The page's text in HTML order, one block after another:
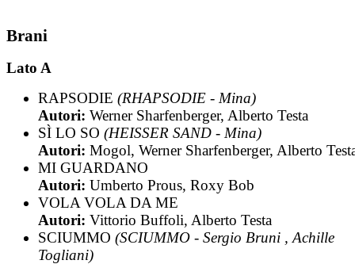
Brani
Lato A
RAPSODIE (RHAPSODIE - Mina)
Autori: Werner Sharfenberger, Alberto Testa
SÌ LO SO (HEISSER SAND - Mina)
Autori: Mogol, Werner Sharfenberger, Alberto
MI GUARDANO
Autori: Umberto Prous, Roxy Bob
VOLA VOLA DA ME
Autori: Vittorio Buffoli, Alberto Testa
SCIUMMO (SCIUMMO - Sergio Bruni , Achille
Togliani)